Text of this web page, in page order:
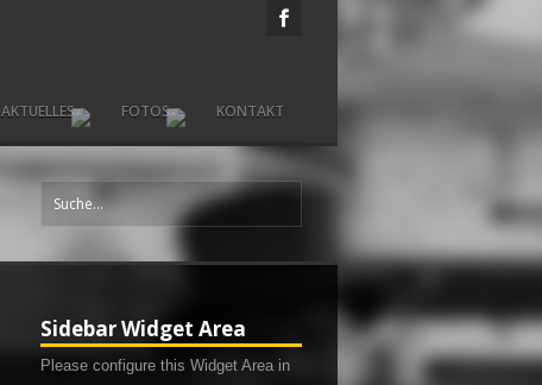
AKTUELLES FOTOS KONTAKT
Sidebar Widget Area
Please configure this Widget Area in